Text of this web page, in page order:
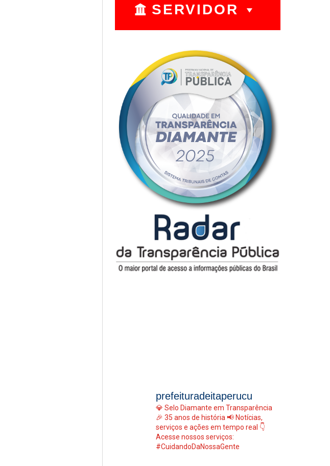
SERVIDOR
prefeituradeitaperucu
💎 Selo Diamante em Transparência
🎉 35 anos de história 📢 Notícias,
serviços e ações em tempo real 👇
Acesse nossos serviços:
#CuidandoDaNossaGente